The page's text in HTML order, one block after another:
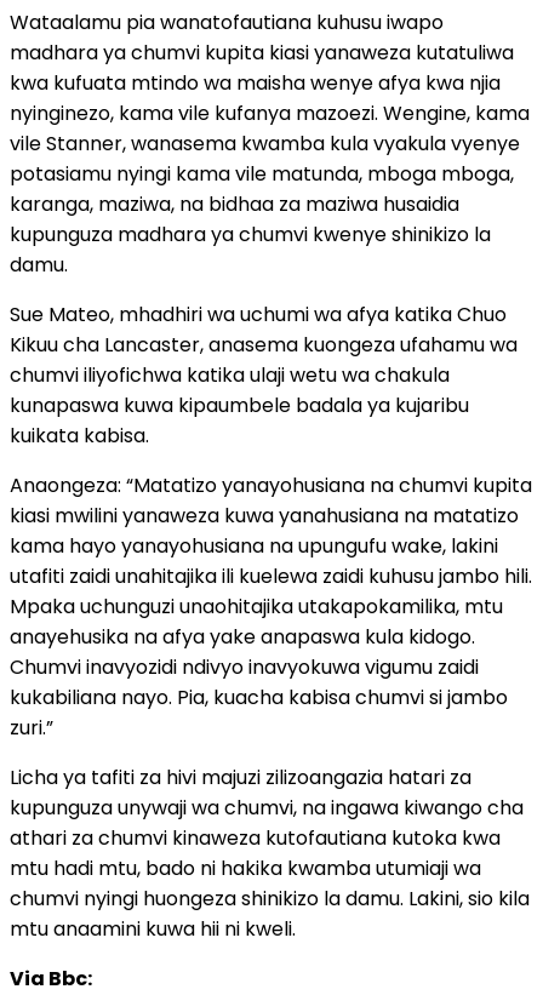
Wataalamu pia wanatofautiana kuhusu iwapo
madhara ya chumvi kupita kiasi yanaweza kutatuliwa
kwa kufuata mtindo wa maisha wenye afya kwa njia
nyinginezo, kama vile kufanya mazoezi. Wengine, kama
vile Stanner, wanasema kwamba kula vyakula vyenye
potasiamu nyingi kama vile matunda, mboga mboga,
karanga, maziwa, na bidhaa za maziwa husaidia
kupunguza madhara ya chumvi kwenye shinikizo la
damu.
Sue Mateo, mhadhiri wa uchumi wa afya katika Chuo
Kikuu cha Lancaster, anasema kuongeza ufahamu wa
chumvi iliyofichwa katika ulaji wetu wa chakula
kunapaswa kuwa kipaumbele badala ya kujaribu
kuikata kabisa.
Anaongeza: “Matatizo yanayohusiana na chumvi kupita
kiasi mwilini yanaweza kuwa yanahusiana na matatizo
kama hayo yanayohusiana na upungufu wake, lakini
utafiti zaidi unahitajika ili kuelewa zaidi kuhusu jambo hili.
Mpaka uchunguzi unaohitajika utakapokamilika, mtu
anayehusika na afya yake anapaswa kula kidogo.
Chumvi inavyozidi ndivyo inavyokuwa vigumu zaidi
kukabiliana nayo. Pia, kuacha kabisa chumvi si jambo
zuri.”
Licha ya tafiti za hivi majuzi zilizoangazia hatari za
kupunguza unywaji wa chumvi, na ingawa kiwango cha
athari za chumvi kinaweza kutofautiana kutoka kwa
mtu hadi mtu, bado ni hakika kwamba utumiaji wa
chumvi nyingi huongeza shinikizo la damu. Lakini, sio kila
mtu anaamini kuwa hii ni kweli.
Via Bbc: